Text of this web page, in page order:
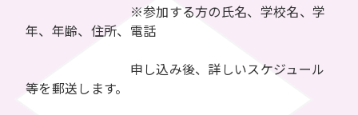
※参加する方の氏名、学校名、学
年、年齢、住所、電話
申し込み後、詳しいスケジュール
等を郵送します。